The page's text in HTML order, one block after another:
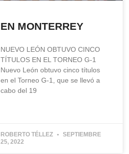
EN MONTERREY
NUEVO LEÓN OBTUVO CINCO
TÍTULOS EN EL TORNEO G-1
Nuevo León obtuvo cinco títulos
en el Torneo G-1, que se llevó a
cabo del 19
ROBERTO TÉLLEZ
SEPTIEMBRE
25, 2022